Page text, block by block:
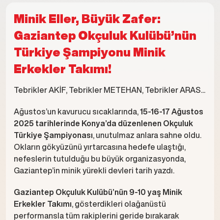
Minik Eller, Büyük Zafer:
Gaziantep Okçuluk Kulübü’nün
Türkiye Şampiyonu Minik
Erkekler Takımı!
Tebrikler AKİF, Tebrikler METEHAN, Tebrikler ARAS...
Ağustos’un kavurucu sıcaklarında, 15-16-17 Ağustos
2025 tarihlerinde Konya’da düzenlenen Okçuluk
Türkiye Şampiyonası , unutulmaz anlara sahne oldu.
Okların gökyüzünü yırtarcasına hedefe ulaştığı,
nefeslerin tutulduğu bu büyük organizasyonda,
Gaziantep’in minik yürekli devleri tarih yazdı.
Gaziantep Okçuluk Kulübü’nün 9-10 yaş Minik
Erkekler Takımı , gösterdikleri olağanüstü
performansla tüm rakiplerini geride bırakarak